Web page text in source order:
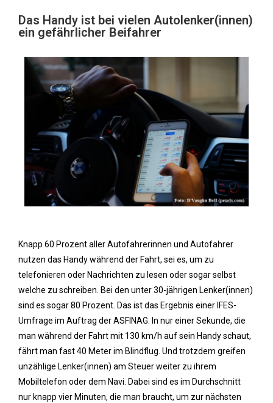
Das Handy ist bei vielen Autolenker(innen)
ein gefährlicher Beifahrer
Knapp 60 Prozent aller Autofahrerinnen und Autofahrer
nutzen das Handy während der Fahrt, sei es, um zu
telefonieren oder Nachrichten zu lesen oder sogar selbst
welche zu schreiben. Bei den unter 30-jährigen Lenker(innen)
sind es sogar 80 Prozent. Das ist das Ergebnis einer IFES-
Umfrage im Auftrag der ASFINAG. In nur einer Sekunde, die
man während der Fahrt mit 130 km/h auf sein Handy schaut,
fährt man fast 40 Meter im Blindflug. Und trotzdem greifen
unzählige Lenker(innen) am Steuer weiter zu ihrem
Mobiltelefon oder dem Navi. Dabei sind es im Durchschnitt
nur knapp vier Minuten, die man braucht, um zur nächsten